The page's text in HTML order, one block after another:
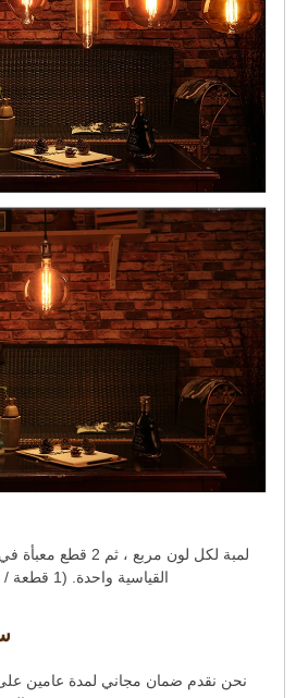
القياسية واحدة. (1 قطعة / لون مربع ، 2 قطع / كرتون)
نحن نقدم ضمان مجاني لمدة عامين